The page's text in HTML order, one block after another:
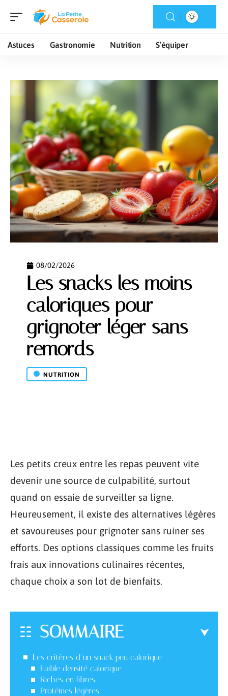
Astuces Gastronomie Nutrition S’équiper
08/02/2026
Les snacks les moins
caloriques pour
grignoter léger sans
remords
NUTRITION
Les petits creux entre les repas peuvent vite
devenir une source de culpabilité, surtout
quand on essaie de surveiller sa ligne.
Heureusement, il existe des alternatives légères
et savoureuses pour grignoter sans ruiner ses
efforts. Des options classiques comme les fruits
frais aux innovations culinaires récentes,
chaque choix a son lot de bienfaits.
SOMMAIRE
Les critères d’un snack peu calorique
Faible densité calorique
Riches en fibres
Protéines légères